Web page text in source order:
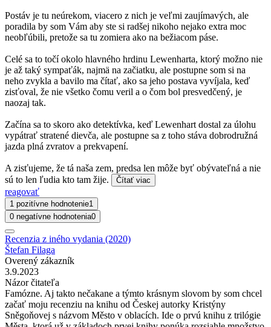
Postáv je tu neúrekom, viacero z nich je veľmi zaujímavých, ale
poradila by som Vám aby ste si radšej nikoho nejako extra moc
neobľúbili, pretože sa tu zomiera ako na bežiacom páse.
Celé sa to točí okolo hlavného hrdinu Lewenharta, ktorý možno nie
je až taký sympaťák, najmä na začiatku, ale postupne som si na
neho zvykla a bavilo ma čítať, ako sa jeho postava vyvíjala, keď
zisťoval, že nie všetko čomu veril a o čom bol presvedčený, je
naozaj tak.
Začína sa to skoro ako detektívka, keď Lewenhart dostal za úlohu
vypátrať stratené dievča, ale postupne sa z toho stáva dobrodružná
jazda plná zvratov a prekvapení.
A zisťujeme, že tá naša zem, predsa len môže byť obývateľná a nie
sú to len ľudia kto tam žije.
Čítať viac
reagovať
1 pozitívne hodnotenie1
0 negatívne hodnotenia0
Recenzia z iného vydania (2020)
Štefan Filaga
Overený zákazník
3.9.2023
Názor čitateľa
Famózne. Aj takto nečakane a týmto krásnym slovom by som chcel
začať moju recenziu na knihu od Českej autorky Kristýny
Sněgoňovej s názvom Město v oblacích. Ide o prvú knihu z trilógie